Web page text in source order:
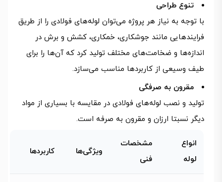
تنوع طراحی
با توجه به نیاز هر پروژه می‌توان لوله‌های فولادی را از طریق
فرایندهایی مانند جوشکاری، خمکاری، کشش و برش در
اندازه‌ها و ضخامت‌های مختلف تولید کرد که آن‌ها را برای
طیف وسیعی از کاربردها مناسب می‌سازد.
مقرون به صرفگی
تولید و نصب لوله‌های فولادی در مقایسه با بسیاری از مواد
دیگر نسبتا ارزان و مقرون به صرفه است.
انواع
لوله
مشخصات
فنی
ویژگی‌ها کاربردها